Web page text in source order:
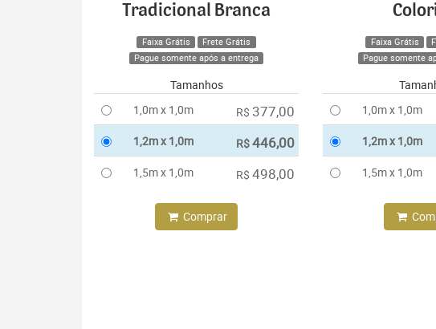
Tradicional Branca
Faixa Grátis
Frete Grátis
Pague somente após a entrega
Tamanhos
1,0m x 1,0m
R$ 377,00
1,2m x 1,0m R$446,00
1,5m x 1,0m R$ 498,00
Comprar
Faixa Grátis
Pague somente
1,0m x 1,0m
1,2m x 1,0m
1,5m x 1,0m